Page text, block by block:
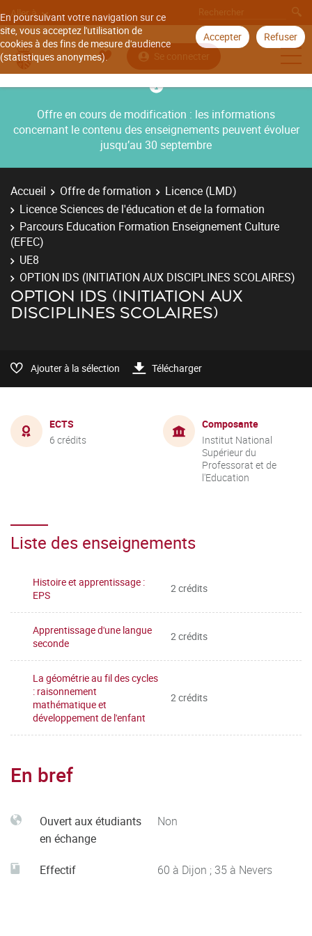
En poursuivant votre navigation sur ce
site, vous acceptez l'utilisation de
cookies à des fins de mesure d'audience
(statistiques anonymes).
Accepter Refuser
Aller à
Se connecter
Offre en cours de modification : les informations
concernant le contenu des enseignements peuvent évoluer
jusqu’au 30 septembre
Accueil Offre de formation
Licence (LMD)
Licence Sciences de l'éducation et de la formation
Parcours Education Formation Enseignement Culture
(EFEC)
UE8
OPTION IDS (INITIATION AUX DISCIPLINES SCOLAIRES)
OPTION IDS (INITIATION AUX
DISCIPLINES SCOLAIRES)
Ajouter à la sélection Télécharger
ECTS
6 crédits
Composante
Institut National
Supérieur du
Professorat et de
l'Education
Liste des enseignements
Histoire et apprentissage :
EPS
2 crédits
Apprentissage d'une langue
seconde
2 crédits
La géométrie au fil des cycles
: raisonnement
mathématique et
développement de l'enfant
2 crédits
En bref
Ouvert aux étudiants
en échange
Non
Effectif 60 à Dijon ; 35 à Nevers